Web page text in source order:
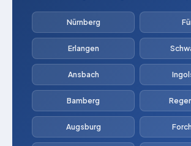
Nürnberg
Erlangen
Ansbach
Bamberg
Augsburg